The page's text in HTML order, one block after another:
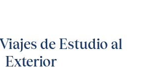
de Estudio al
Exterior